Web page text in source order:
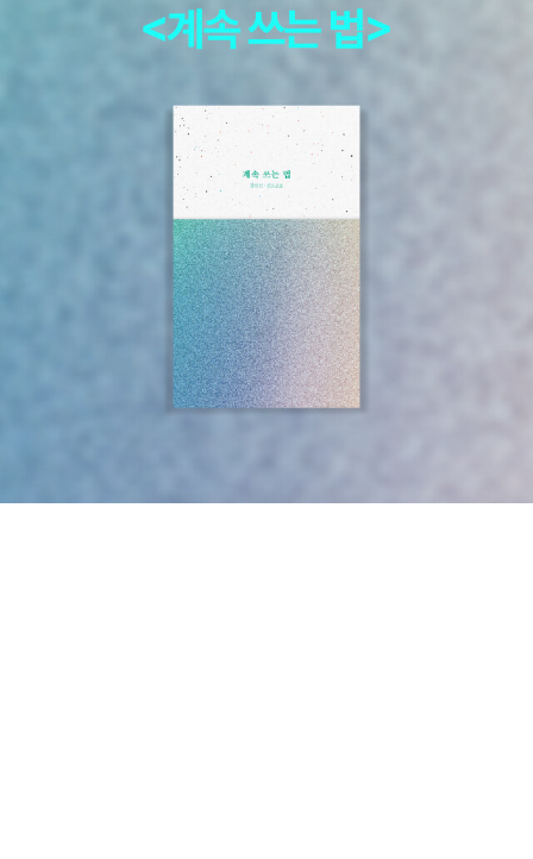
스타일링 비법들을 소개한다. 정감 있는 인터뷰와 감각적인 사진들은
아프리카, 유럽, 북아메리카, 남아메리카, 오세아니아 순으로 구성했
으며, 주요 국가나 관심 지역에 대해서는 확대도를 작성하여 세계 어
느 곳이든 자세하게 찾아볼 수 있도록 제작했다. 또한, 여행 명소를 소
개하지 못한 나라의 기본 데이터를 따로 넣었으며, 각 나라의 기본 데
이터 중 인구는 2010년 기준이며, 1인당 GDP는 통계청의 2010년
자료를 근거로 했다. 우리나라와의 시차는 각 나라의 수도를 중심으
로 했다.세계 각 도시를 한권으로 일주하는 지름길이 아닐까? ^^